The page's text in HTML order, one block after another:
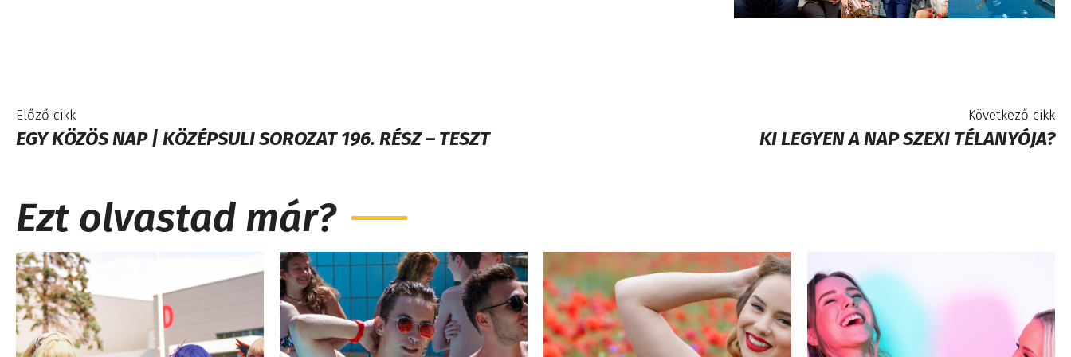
Előző cikk
EGY KÖZÖS NAP | KÖZÉPSULI SOROZAT 196. RÉSZ – TESZT
Következő cikk
KI LEGYEN A NAP SZEXI TÉLANYÓJA?
Ezt olvastad már?